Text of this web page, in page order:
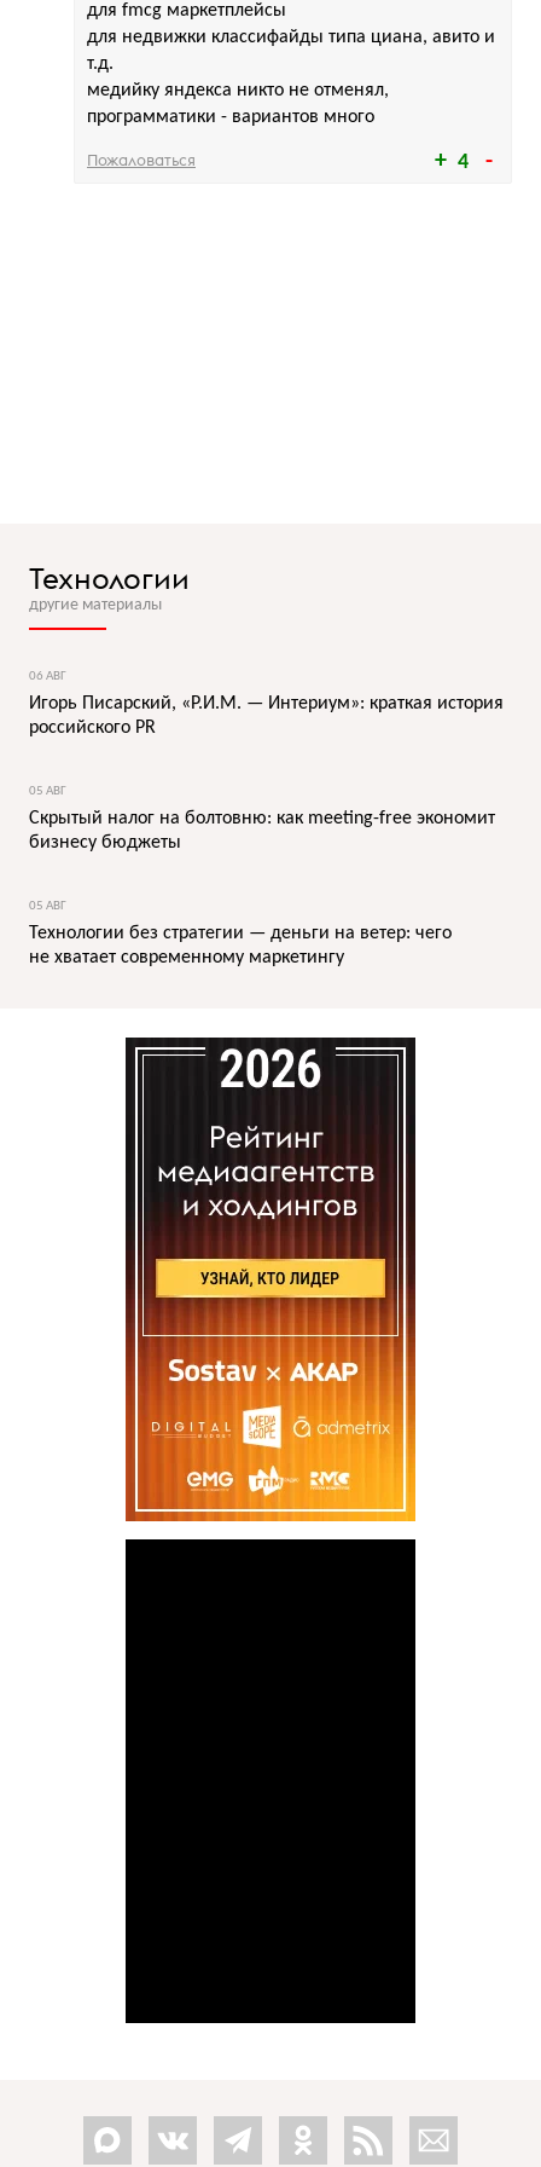
4
для fmcg маркетплейсы
для недвижки классифайды типа циана, авито и
т.д.
медийку яндекса никто не отменял,
программатики - вариантов много
Пожаловаться
Технологии
другие материалы
06 АВГ
Игорь Писарский, «Р.И.М. — Интериум»: краткая история
российского PR
05 АВГ
Скрытый налог на болтовню: как meeting-free экономит
бизнесу бюджеты
05 АВГ
Технологии без стратегии — деньги на ветер: чего
не хватает современному маркетингу